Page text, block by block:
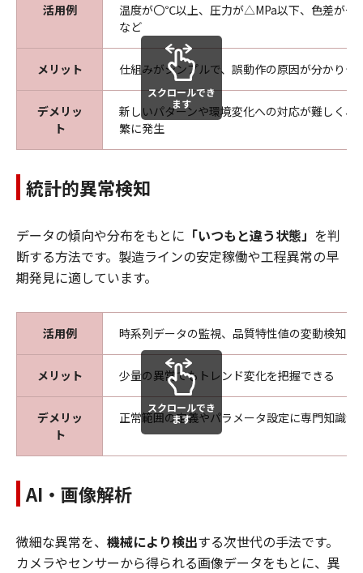
活用例
温度が〇℃以上、圧力が△MPa以下、色差が一
など
メリット 仕組みがシンプルで、誤動作の原因が分かりや
デメリッ
ト
新しいパターンや環境変化への対応が難しく、
繁に発生
スクロールでき
ます
統計的異常検知
データの傾向や分布をもとに 「いつもと違う状態」 を判
断する方法です。製造ラインの安定稼働や工程異常の早
期発見に適しています。
活用例 時系列データの監視、品質特性値の変動検知
メリット 少量の異常でもトレンド変化を把握できる
デメリッ
ト
正常範囲の定義やパラメータ設定に専門知識が
スクロールでき
ます
AI・画像解析
微細な異常を、 機械により検出する次世代の手法です。
カメラやセンサーから得られる画像データをもとに、異